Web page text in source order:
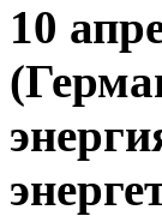
10